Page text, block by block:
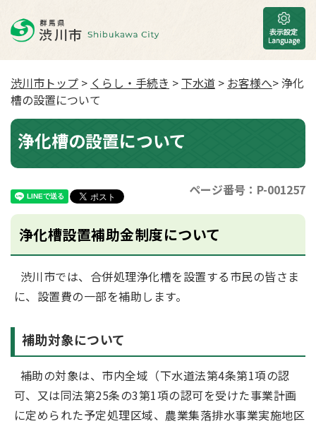
渋川市トップ > くらし・手続き >下水道 > お客様へ> 浄化
槽の設置について
浄化槽の設置について
ページ番号：P-001257
浄化槽設置補助金制度について
渋川市では、合併処理浄化槽を設置する市民の皆さま
に、設置費の一部を補助します。
補助対象について
補助の対象は、市内全域（下水道法第4条第1項の認
可、又は同法第25条の3第1項の認可を受けた事業計画
に定められた予定処理区域、農業集落排水事業実施地区